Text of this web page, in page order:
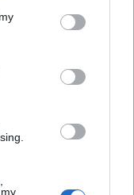
You may click to
party tags to
in below Google
η υπόθεση πως
τμήματα του
να
δομές ανέπαφες (ή
ποια
συνείδηση.